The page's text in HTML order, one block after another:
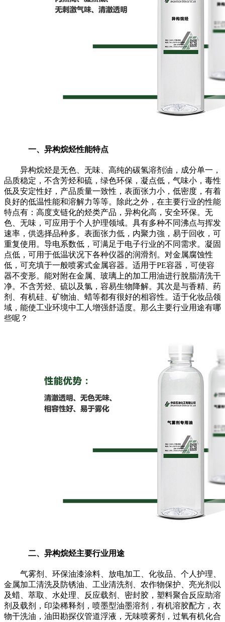
一、异构烷烃性能特点
异构烷烃是无色、无味、高纯的碳氢溶剂油，成分单一，
品质稳定，不含芳烃和硫，绿色环保，凝点低，气味小，毒性
低及安定性好，产品质量一致性，表面张力小，低密度，有着
良好的低温性能和溶解力等等。除此之外，在主要行业的性能
特点有：高度支链化的烃类产品，异构化高，安全环保。无
色、无味，可应用于个人护理领域。具有多种不同沸点与挥发
速率，供选择品种多。表面张力低，内聚力強，易于回收，可
重复使用。导电系数低，可满足于电子行业的不同需求。凝固
点低，可用于低温状况下各种仪器的润滑剂。对金属腐蚀性
低，可充填于一般喷雾式金属容器。适用于PE容器，可使容
器不变形。能对附在金属、玻璃上的加工用油进行脫脂清洗干
净。不含芳烃、硫以及氯，容易生物降解。其次是与香精、药
剂、有机硅、矿物油、蜡等都有很好的相容性。适于化妆品领
域，能使工业环境中工人增强舒适度。那么主要行业用途有哪
些呢？
二、异构烷烃主要行业用途
气雾剂、环保油漆涂料、放电加工、化妆品、个人护理、
金属加工清洗及防锈油、工业清洗剂、农作物保护、亮光剂以
及蜡、萃取、水处理、反应载剂、密封胶，塑料聚合反应助溶
剂及载剂，印染稀释剂，喷墨型油墨溶剂，有机溶胶配方，衣
物干洗油，油田勘探仪管道浮液，无味喷雾剂，过氧有机化合